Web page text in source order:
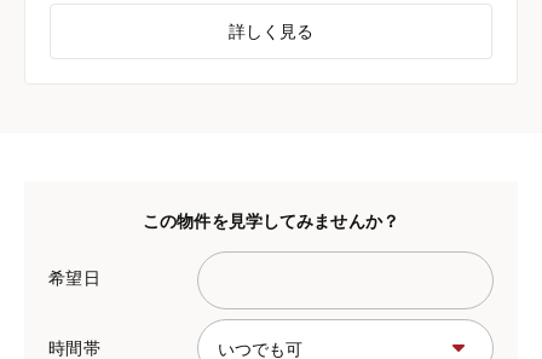
詳しく見る
この物件を見学してみませんか？
希望日
時間帯